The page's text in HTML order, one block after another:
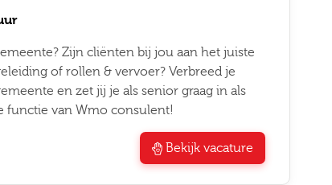
Zijn cliënten bij jou aan het juiste
of rollen & vervoer? Verbreed je
en zet jij je als senior graag in als
functie van Wmo consulent!
Bekijk vacature